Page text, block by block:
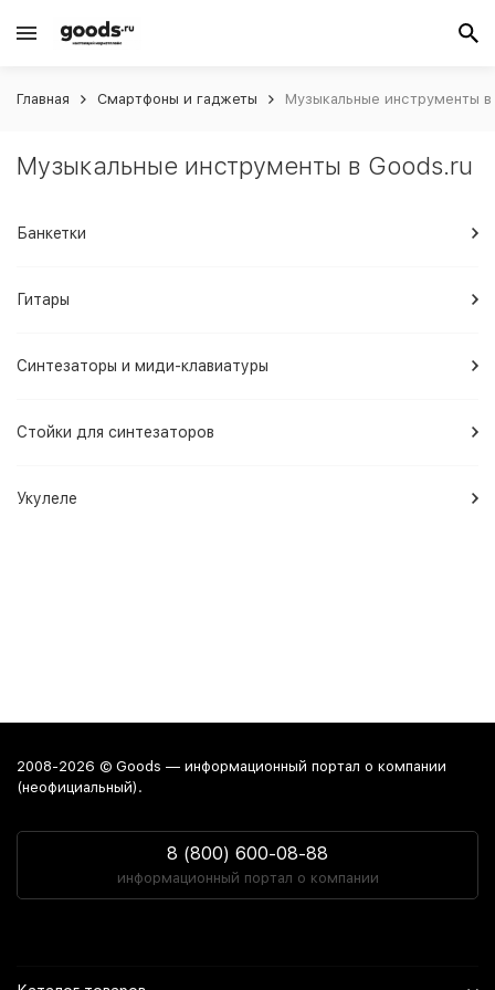
Главная Смартфоны и гаджеты Музыкальные инструменты
Музыкальные инструменты в Goods.ru
Банкетки
Гитары
Синтезаторы и миди-клавиатуры
Стойки для синтезаторов
Укулеле
2008-2026 © Goods — информационный портал о компании
(неофициальный).
8 (800) 600-08-88
информационный портал о компании